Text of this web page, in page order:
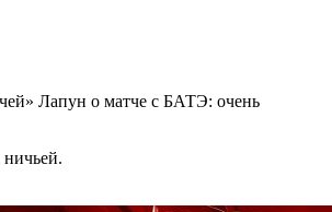
Лапун о матче с БАТЭ: очень
ничьей.